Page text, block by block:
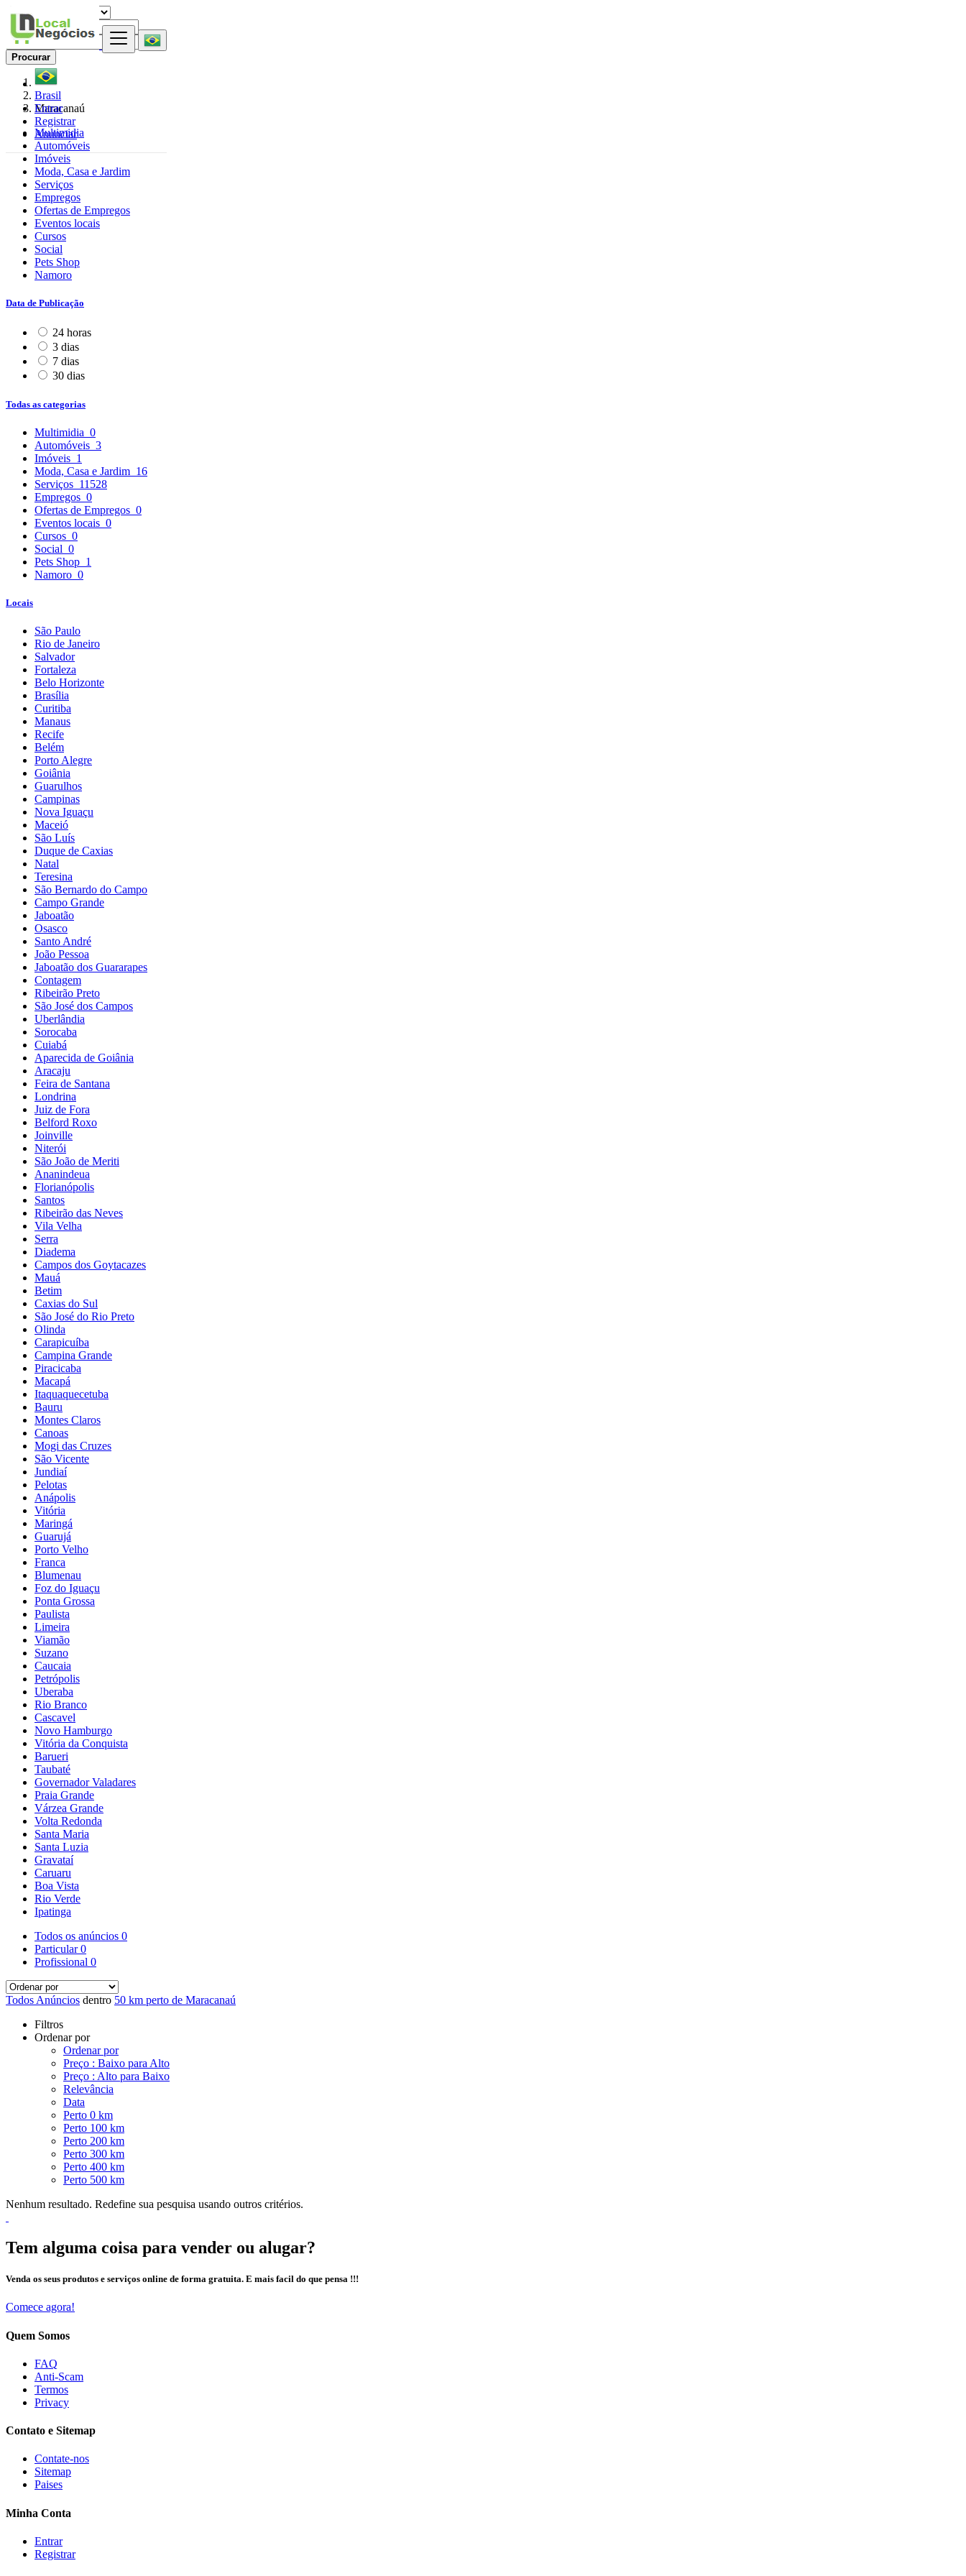
Entrar
Registrar
Anunciar
Procurar
Brasil
Maracanaú
Multimidia
Automóveis
Imóveis
Moda, Casa e Jardim
Serviços
Empregos
Ofertas de Empregos
Eventos locais
Cursos
Social
Pets Shop
Namoro
Data de Publicação
24 horas
3 dias
7 dias
30 dias
Todas as categorias
Multimidia 0
Automóveis 3
Imóveis 1
Moda, Casa e Jardim 16
Serviços 11528
Empregos 0
Ofertas de Empregos 0
Eventos locais 0
Cursos 0
Social 0
Pets Shop 1
Namoro 0
Locais
São Paulo
Rio de Janeiro
Salvador
Fortaleza
Belo Horizonte
Brasília
Curitiba
Manaus
Recife
Belém
Porto Alegre
Goiânia
Guarulhos
Campinas
Nova Iguaçu
Maceió
São Luís
Duque de Caxias
Natal
Teresina
São Bernardo do Campo
Campo Grande
Jaboatão
Osasco
Santo André
João Pessoa
Jaboatão dos Guararapes
Contagem
Ribeirão Preto
São José dos Campos
Uberlândia
Sorocaba
Cuiabá
Aparecida de Goiânia
Aracaju
Feira de Santana
Londrina
Juiz de Fora
Belford Roxo
Joinville
Niterói
São João de Meriti
Ananindeua
Florianópolis
Santos
Ribeirão das Neves
Vila Velha
Serra
Diadema
Campos dos Goytacazes
Mauá
Betim
Caxias do Sul
São José do Rio Preto
Olinda
Carapicuíba
Campina Grande
Piracicaba
Macapá
Itaquaquecetuba
Bauru
Montes Claros
Canoas
Mogi das Cruzes
São Vicente
Jundiaí
Pelotas
Anápolis
Vitória
Maringá
Guarujá
Porto Velho
Franca
Blumenau
Foz do Iguaçu
Ponta Grossa
Paulista
Limeira
Viamão
Suzano
Caucaia
Petrópolis
Uberaba
Rio Branco
Cascavel
Novo Hamburgo
Vitória da Conquista
Barueri
Taubaté
Governador Valadares
Praia Grande
Várzea Grande
Volta Redonda
Santa Maria
Santa Luzia
Gravataí
Caruaru
Boa Vista
Rio Verde
Ipatinga
Todos os anúncios 0
Particular0
Profissional 0
Todos Anúncios dentro 50 km perto de Maracanaú
Filtros
Ordenar por
Ordenar por
Preço : Baixo para Alto
Preço : Alto para Baixo
Relevância
Data
Perto 0 km
Perto 100 km
Perto 200 km
Perto 300 km
Perto 400 km
Perto 500 km
Nenhum resultado. Redefine sua pesquisa usando outros critérios.
Tem alguma coisa para vender ou alugar?
Venda os seus produtos e serviços online de forma gratuita. E mais facil do que pensa !!!
Comece agora!
Quem Somos
FAQ
Anti-Scam
Termos
Privacy
Contato e Sitemap
Contate-nos
Sitemap
Paises
Minha Conta
Entrar
Registrar